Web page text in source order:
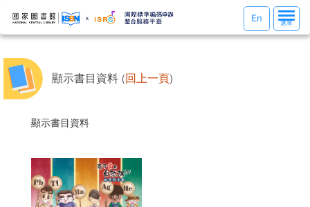
選
單
選單
En
顯示書目資料 (回上一頁)
顯示書目資料